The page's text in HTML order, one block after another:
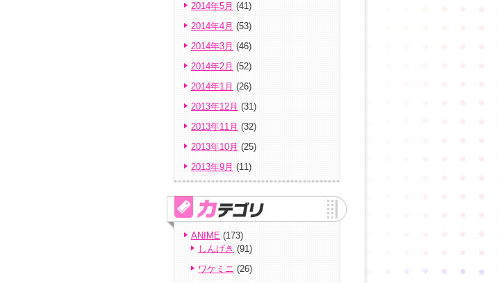
2014年5月 (41)
2014年4月 (53)
2014年3月 (46)
2014年2月 (52)
2014年1月 (26)
2013年12月 (31)
2013年11月 (32)
2013年10月 (25)
2013年9月 (11)
ANIME (173)
しんげき (91)
ワケミニ (26)